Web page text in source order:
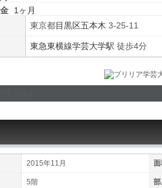
1ヶ月
東京都目黒区五本木 3-25-11
東急東横線学芸大学駅 徒歩4分
2015年11月
5階